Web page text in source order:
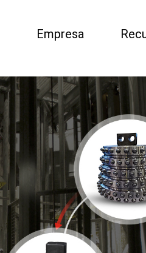
Empresa